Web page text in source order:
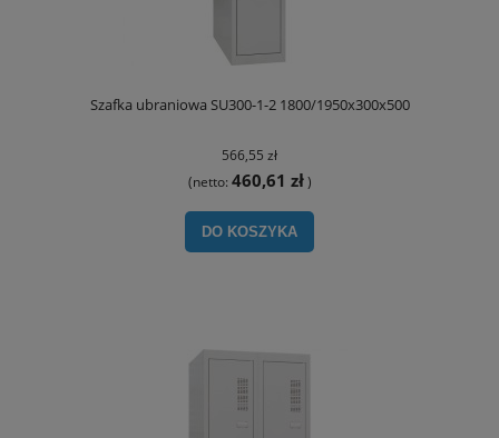
Szafka ubraniowa SU300-1-2 1800/1950x300x500
566,55 zł
(netto: 460,61 zł)
DO KOSZYKA